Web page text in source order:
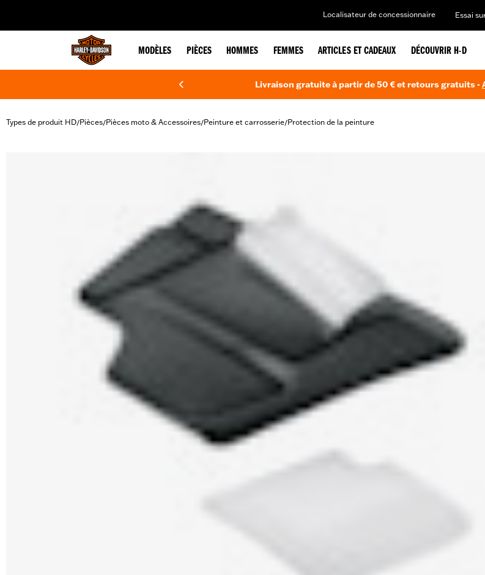
Localisateur de concessionnaire Essai
MODÈLES PIÈCES HOMMES FEMMES ARTICLES ET CADEAUX DÉCOUVRIR H-D
Livraison gratuite à partir de 50 € et retours gratuits -
Types de produit HD/Pièces/Pièces moto & Accessoires/Peinture et carrosserie/Protection de la peinture